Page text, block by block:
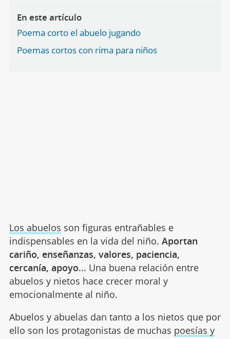
En este artículo
Poema corto el abuelo jugando
Poemas cortos con rima para niños
Los abuelos son figuras entrañables e
indispensables en la vida del niño. Aportan
cariño, enseñanzas, valores, paciencia,
cercanía, apoyo... Una buena relación entre
abuelos y nietos hace crecer moral y
emocionalmente al niño.
Abuelos y abuelas dan tanto a los nietos que por
ello son los protagonistas de muchas poesías y